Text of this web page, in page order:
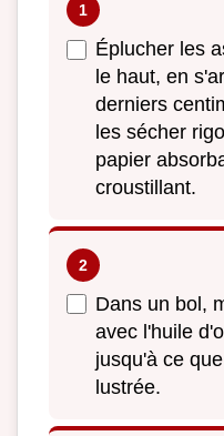
Éplucher les
le haut, en
derniers
les sécher
papier
croustillant.
Dans un bol,
avec l'huile
jusqu'à ce
lustrée.